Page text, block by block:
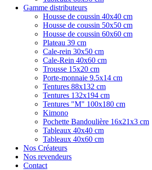
Gamme distributeurs
Housse de coussin 40x40 cm
Housse de coussin 50x50 cm
Housse de coussin 60x60 cm
Plateau 39 cm
Cale-rein 30x50 cm
Cale-Rein 40x60 cm
Trousse 15x20 cm
Porte-monnaie 9.5x14 cm
Tentures 88x132 cm
Tentures 132x194 cm
Tentures "M" 100x180 cm
Kimono
Pochette Bandoulière 16x21x3 cm
Tableaux 40x40 cm
Tableaux 40x60 cm
Nos Créateurs
Nos revendeurs
Contact